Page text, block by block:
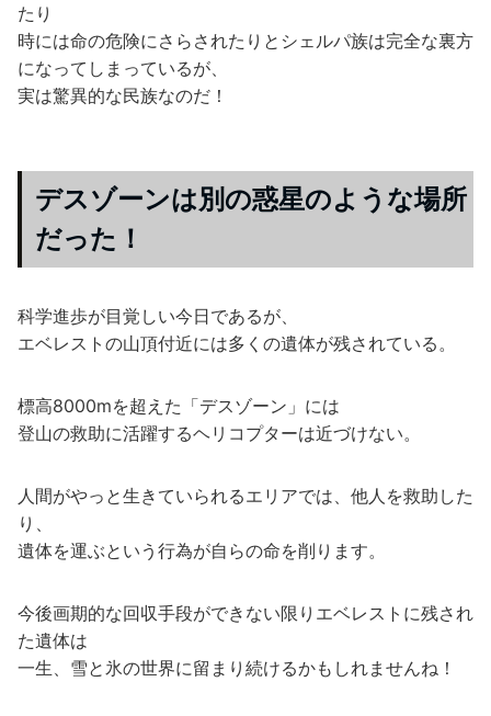
たり
時には命の危険にさらされたりとシェルパ族は完全な裏方
になってしまっているが、
実は驚異的な民族なのだ！
デスゾーンは別の惑星のような場所
だった！
科学進歩が目覚しい今日であるが、
エベレストの山頂付近には多くの遺体が残されている。
標高8000mを超えた「デスゾーン」には
登山の救助に活躍するヘリコプターは近づけない。
人間がやっと生きていられるエリアでは、他人を救助した
り、
遺体を運ぶという行為が自らの命を削ります。
今後画期的な回収手段ができない限りエベレストに残され
た遺体は
一生、雪と氷の世界に留まり続けるかもしれませんね！